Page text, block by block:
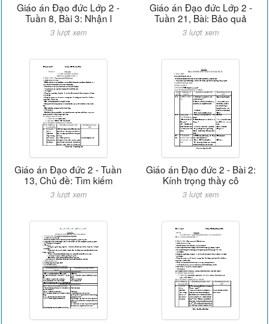
Giáo án Đạo đức Lớp 2 -
Tuần 8, Bài 3: Nhận l
3 lượt xem
Giáo án Đạo đức Lớp 2 -
Tuần 21, Bài: Bảo quả
3 lượt xem
Giáo án Đạo đức 2 - Tuần
13, Chủ đề: Tìm kiếm
3 lượt xem
Giáo án Đạo đức 2 - Bài 2:
Kính trọng thầy cô
3 lượt xem